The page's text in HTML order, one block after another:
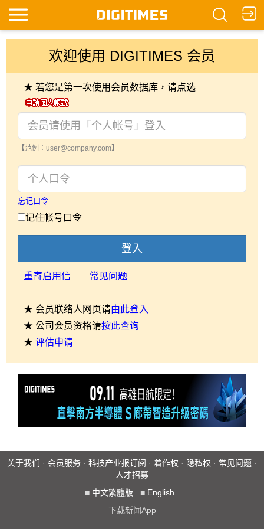
欢迎使用 DIGITIMES 会员
★ 若您是第一次使用会员数据库，请点选
【范例：user@company.com】
忘记口令
记住帐号口令
登入
重寄启用信 常见问题
★ 会员联络人网页请由此登入
★ 公司会员资格请按此查询
★ 评估申请
关于我们 · 会员服务 · 科技产业报订阅 · 着作权 · 隐私权 · 常见问题 ·
人才招募
■ 中文繁體版 ■ English
下载新闻App